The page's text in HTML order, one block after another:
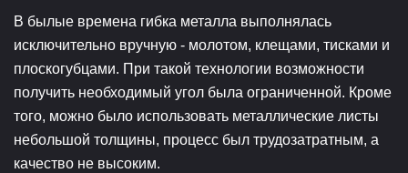
В былые времена гибка металла выполнялась
исключительно вручную - молотом, клещами, тисками и
плоскогубцами. При такой технологии возможности
получить необходимый угол была ограниченной. Кроме
того, можно было использовать металлические листы
небольшой толщины, процесс был трудозатратным, а
качество не высоким.